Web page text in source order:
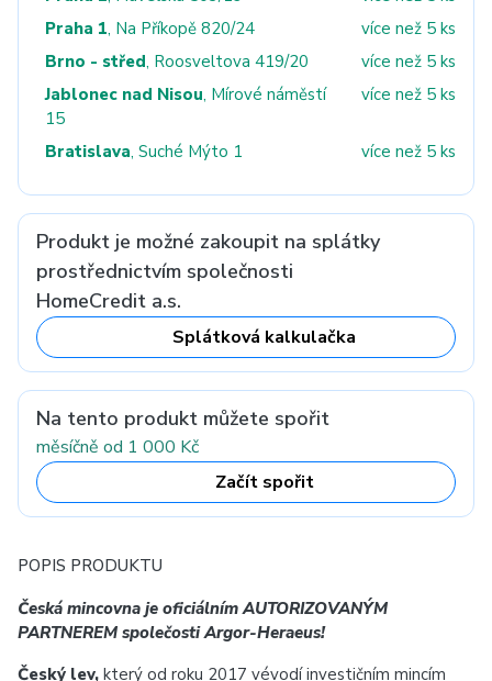
Praha 1, Na Příkopě 820/24
více než 5 ks
Brno - střed, Roosveltova 419/20
více než 5 ks
Jablonec nad Nisou, Mírové náměstí
15
více než 5 ks
Bratislava, Suché Mýto 1 více než 5 ks
Produkt je možné zakoupit na splátky
prostřednictvím společnosti
HomeCredit a.s.
Splátková kalkulačka
Na tento produkt můžete spořit
měsíčně od 1 000 Kč
Začít spořit
POPIS PRODUKTU
Česká mincovna je oficiálním AUTORIZOVANÝM
PARTNEREM společosti Argor-Heraeus!
Český lev, který od roku 2017 vévodí investičním mincím